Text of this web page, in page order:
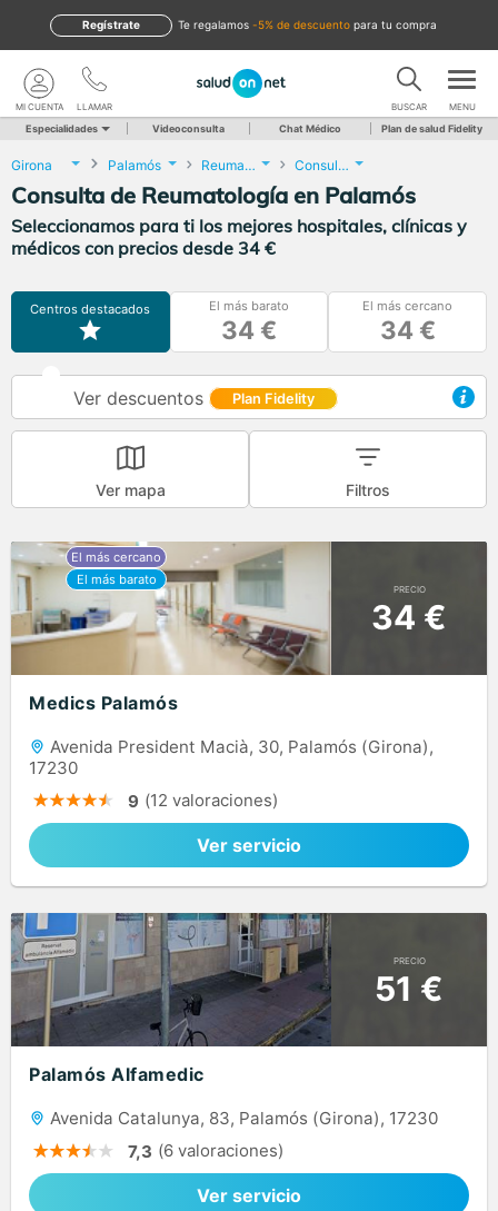
te regalamos -5% de descuento para tu compra
Regístrate
LLAMAR
MI CUENTA BUSCAR MENU
Especialidades Videoconsulta Chat Médico Plan de salud Fidelity
Girona Palamós Reumatología Consulta de Reumatología
Consulta de Reumatología en Palamós
Seleccionamos para ti los mejores hospitales, clínicas y
médicos con precios desde 34 €
Centros destacados El más barato
34 €
El más cercano
34 €
Ver descuentos Plan Fidelity
Ver mapa Filtros
PRECIO
34 €
Medics Palamós
Avenida President Macià, 30, Palamós (Girona),
17230
9 (12 valoraciones)
Ver servicio
PRECIO
51 €
Palamós Alfamedic
Avenida Catalunya, 83, Palamós (Girona), 17230
7,3 (6 valoraciones)
Ver servicio